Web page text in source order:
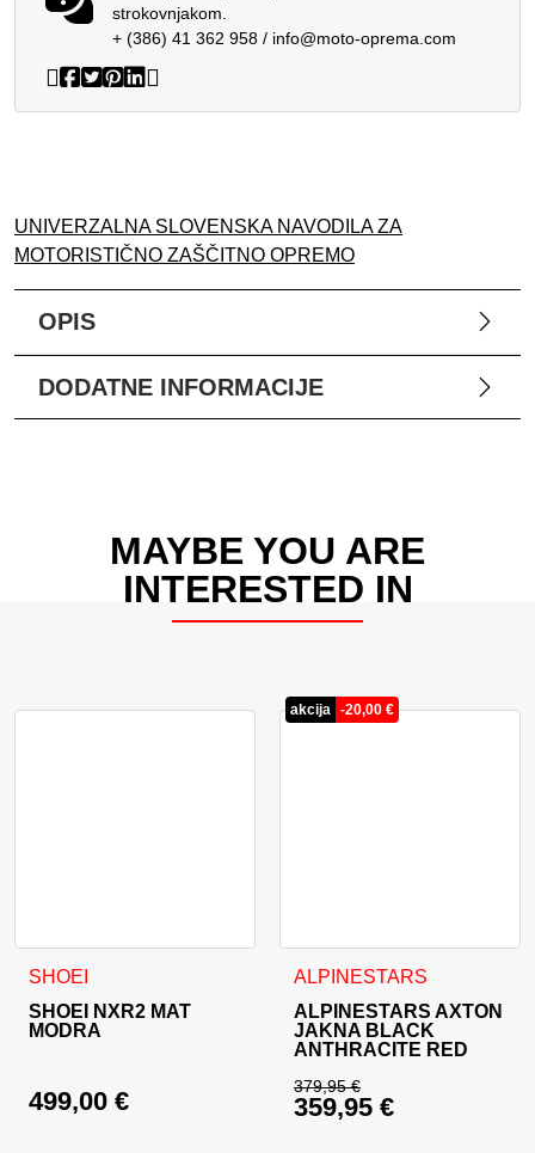
strokovnjakom.
+ (386) 41 362 958/ info@moto-oprema.com
UNIVERZALNA SLOVENSKA NAVODILA ZA
MOTORISTIČNO ZAŠČITNO OPREMO
OPIS
DODATNE INFORMACIJE
MAYBE YOU ARE
INTERESTED IN
SHOEI
SHOEI NXR2 MAT
MODRA
499,00 €
Ta izdelek ima več različic. Možnosti lahko izberete na
akcija -20,00 €
ALPINESTARS
ALPINESTARS AXTON
JAKNA BLACK
ANTHRACITE RED
379,95€
Izvirna cena je bila:
359,95 €
Ta izdelek ima več različic.